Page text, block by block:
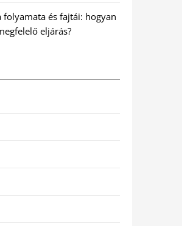
folyamata és fajtái: hogyan
eljárás?